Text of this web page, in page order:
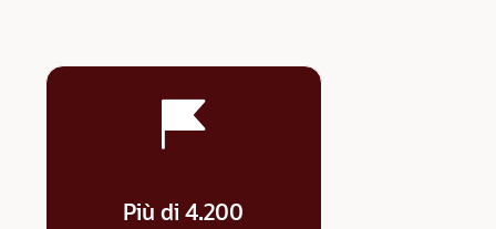
Più di 4.200